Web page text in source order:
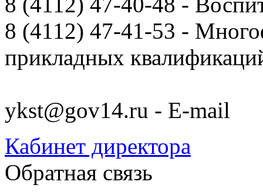
8 (4112) 47-41-53 -
прикладных
ykst@gov14.ru - E-mail
Кабинет директора
Обратная связь